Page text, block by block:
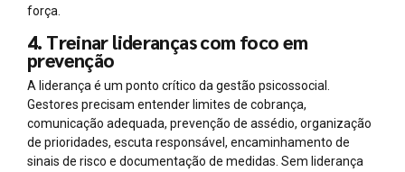
força.
4. Treinar lideranças com foco em
prevenção
A liderança é um ponto crítico da gestão psicossocial.
Gestores precisam entender limites de cobrança,
comunicação adequada, prevenção de assédio, organização
de prioridades, escuta responsável, encaminhamento de
sinais de risco e documentação de medidas. Sem liderança